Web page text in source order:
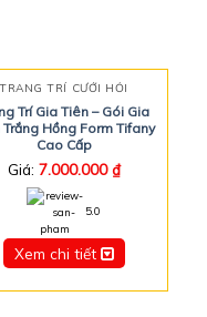
TRANG TRÍ CƯỚI HỎI
Trí Gia Tiên – Gói Gia
Trắng Hồng Form Tifany
Cao Cấp
Giá: 7.000.000₫
5.0
Xem chi tiết